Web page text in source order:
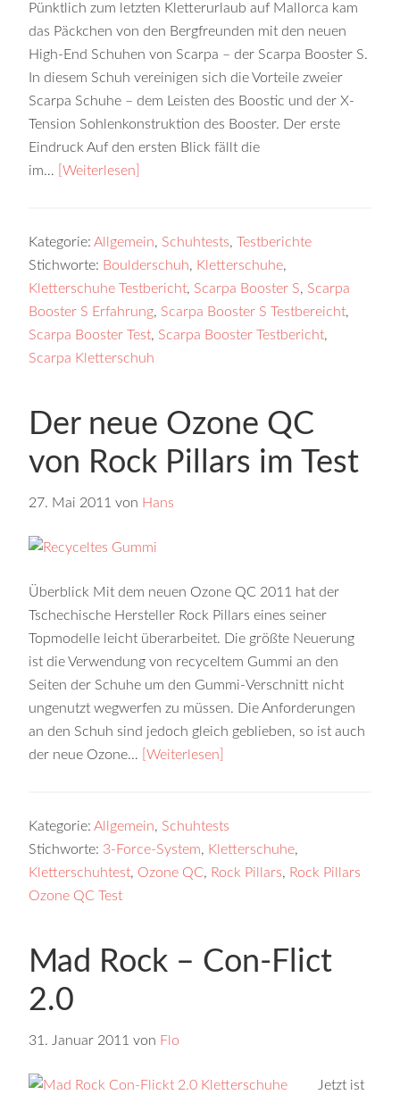
Pünktlich zum letzten Kletterurlaub auf Mallorca kam
das Päckchen von den Bergfreunden mit den neuen
High-End Schuhen von Scarpa – der Scarpa Booster S.
In diesem Schuh vereinigen sich die Vorteile zweier
Scarpa Schuhe – dem Leisten des Boostic und der X-
Tension Sohlenkonstruktion des Booster. Der erste
Eindruck Auf den ersten Blick fällt die
im…
[Weiterlesen]
Kategorie:Allgemein, Schuhtests,Testberichte
Stichworte: Boulderschuh, Kletterschuhe,
Kletterschuhe Testbericht, Scarpa Booster S, Scarpa
Booster S Erfahrung, Scarpa Booster S Testbereicht,
Scarpa Booster Test, Scarpa Booster Testbericht,
Scarpa Kletterschuh
Der neue Ozone QC
von Rock Pillars im Test
27. Mai 2011 von Hans
Überblick Mit dem neuen Ozone QC 2011 hat der
Tschechische Hersteller Rock Pillars eines seiner
Topmodelle leicht überarbeitet. Die größte Neuerung
ist die Verwendung von recyceltem Gummi an den
Seiten der Schuhe um den Gummi-Verschnitt nicht
ungenutzt wegwerfen zu müssen. Die Anforderungen
an den Schuh sind jedoch gleich geblieben, so ist auch
der neue Ozone…
[Weiterlesen]
Kategorie:Allgemein, Schuhtests
Stichworte: 3-Force-System, Kletterschuhe,
Kletterschuhtest, Ozone QC, Rock Pillars, Rock Pillars
Ozone QC Test
Mad Rock – Con-Flict
2.0
31. Januar 2011 von Flo
Jetzt ist